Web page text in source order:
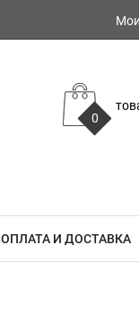
0
ОПЛАТА И ДОСТАВКА